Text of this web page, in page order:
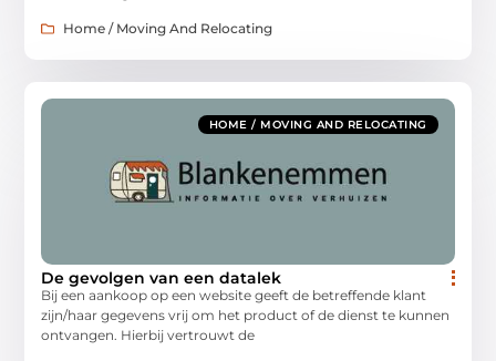
Home / Moving And Relocating
HOME / MOVING AND RELOCATING
De gevolgen van een datalek
Bij een aankoop op een website geeft de betreffende klant
zijn/haar gegevens vrij om het product of de dienst te kunnen
ontvangen. Hierbij vertrouwt de